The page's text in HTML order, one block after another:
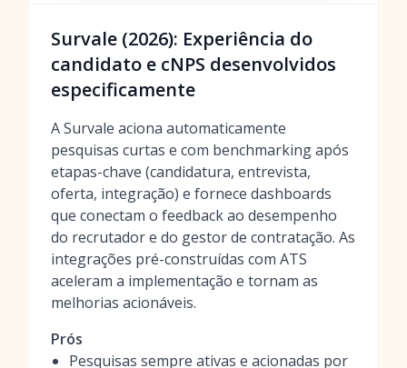
Survale (2026): Experiência do
candidato e cNPS desenvolvidos
especificamente
A Survale aciona automaticamente
pesquisas curtas e com benchmarking após
etapas-chave (candidatura, entrevista,
oferta, integração) e fornece dashboards
que conectam o feedback ao desempenho
do recrutador e do gestor de contratação. As
integrações pré-construídas com ATS
aceleram a implementação e tornam as
melhorias acionáveis.
Prós
Pesquisas sempre ativas e acionadas por